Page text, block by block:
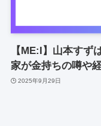
【ME:I】山本すず
家が金持ちの噂や
2025年9月29日